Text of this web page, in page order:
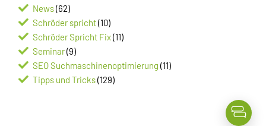
News(62)
Schröder spricht(10)
Schröder Spricht Fix(11)
Seminar(9)
SEO Suchmaschinenoptimierung (11)
Tipps und Tricks(129)